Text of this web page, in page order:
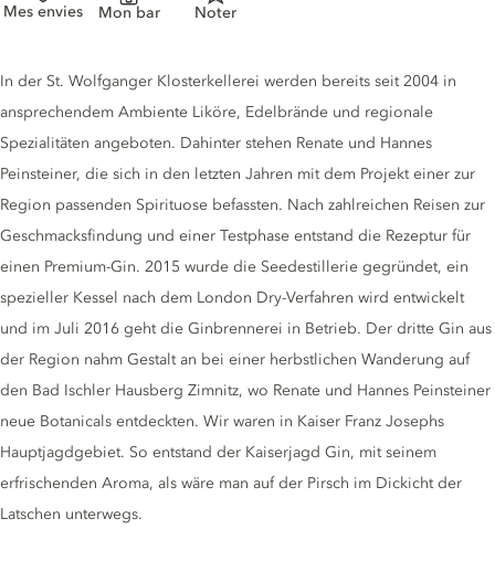
Mes envies Mon bar Noter
Gin description
In der St. Wolfganger Klosterkellerei werden bereits seit 2004 in
ansprechendem Ambiente Liköre, Edelbrände und regionale
Spezialitäten angeboten. Dahinter stehen Renate und Hannes
Peinsteiner, die sich in den letzten Jahren mit dem Projekt einer zur
Region passenden Spirituose befassten. Nach zahlreichen Reisen zur
Geschmacksfindung und einer Testphase entstand die Rezeptur für
einen Premium-Gin. 2015 wurde die Seedestillerie gegründet, ein
spezieller Kessel nach dem London Dry-Verfahren wird entwickelt
und im Juli 2016 geht die Ginbrennerei in Betrieb. Der dritte Gin aus
der Region nahm Gestalt an bei einer herbstlichen Wanderung auf
den Bad Ischler Hausberg Zimnitz, wo Renate und Hannes Peinsteiner
neue Botanicals entdeckten. Wir waren in Kaiser Franz Josephs
Hauptjagdgebiet. So entstand der Kaiserjagd Gin, mit seinem
erfrischenden Aroma, als wäre man auf der Pirsch im Dickicht der
Latschen unterwegs.